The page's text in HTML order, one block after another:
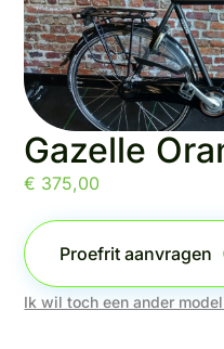
Gazelle
€ 375,00
Proefrit aanvragen
Ik wil toch een ander